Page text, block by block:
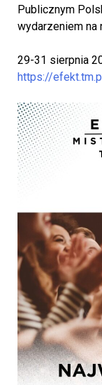
Publicznym
wydarzeniem na
29-31 sierpnia
https://